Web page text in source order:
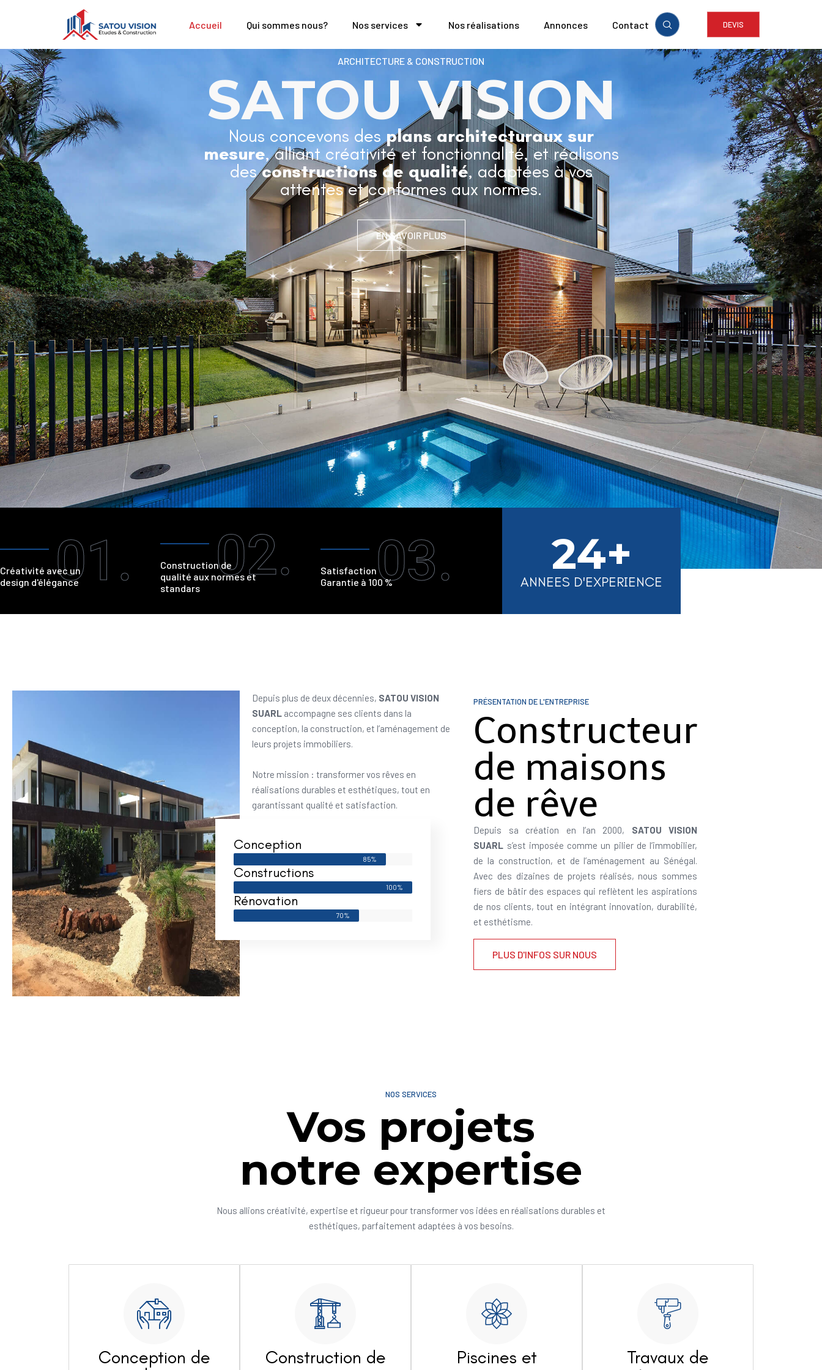
Accueil Qui sommes nous? Nos services Nos réalisations Annonces Contact DEVIS
ARCHITECTURE & CONSTRUCTION
SATOU VISION
Nous concevons desplans architecturaux sur
mesure, alliant créativité et fonctionnalité, et réalisons
desconstructions de qualité, adaptées à vos
attentes et conformes aux normes.
EN SAVOIR PLUS
01.
Créativité avec un
design d'élégance
02.
Construction de
qualité aux normes et
standars
03.
Satisfaction
Garantie à 100 %
24+
ANNEES D'EXPERIENCE
Depuis plus de deux décennies, SATOU VISION
SUARL accompagne ses clients dans la
conception, la construction, et l’aménagement de
leurs projets immobiliers.
Notre mission : transformer vos rêves en
réalisations durables et esthétiques, tout en
garantissant qualité et satisfaction.
Conception
85%
Constructions
100%
Rénovation
70%
PRÉSENTATION DE L'ENTREPRISE
Constructeur
de maisons
de rêve
Depuis sa création en l’an 2000, SATOU VISION
SUARL s’est imposée comme un pilier de l’immobilier,
de la construction, et de l’aménagement au Sénégal.
Avec des dizaines de projets réalisés, nous sommes
fiers de bâtir des espaces qui reflètent les aspirations
de nos clients, tout en intégrant innovation, durabilité,
et esthétisme.
PLUS D'INFOS SUR NOUS
NOS SERVICES
Vos projets
notre expertise
Nous allions créativité, expertise et rigueur pour transformer vos idées en réalisations durables et
esthétiques, parfaitement adaptées à vos besoins.
Conception de
Construction de
Piscines et
Travaux de